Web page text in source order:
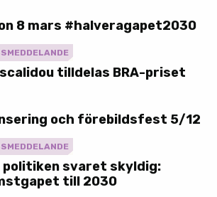
8 mars #halveragapet2030
tilldelas BRA-priset
och förebildsfest 5/12
politiken svaret skyldig:
till 2030